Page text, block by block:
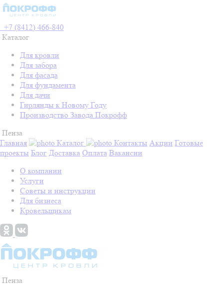
+7 (8412) 466-840
Каталог
Для кровли
Для забора
Для фасада
Для фундамента
Для дачи
Гирлянды к Новому Году
Производство Завода Покрофф
Пенза
Главная
Каталог Контакты Акции Готовые
проекты Блог Доставка Оплата Вакансии
О компании
Услуги
Советы и инструкции
Для бизнеса
Кровельщикам
Пенза